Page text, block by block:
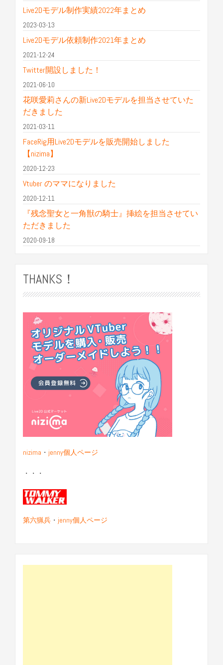
Live2Dモデル制作実績2022年まとめ
2023-03-13
Live2Dモデル依頼制作2021年まとめ
2021-12-24
Twitter開設しました！
2021-06-10
花咲愛莉さんの新Live2Dモデルを担当させていた
だきました
2021-03-11
FaceRig用Live2Dモデルを販売開始しました
【nizima】
2020-12-23
Vtuber のママになりました
2020-12-11
『残念聖女と一角獣の騎士』挿絵を担当させてい
ただきました
2020-09-18
THANKS！
nizima ・ jenny個人ページ
・・・
第六猟兵 ・ jenny個人ページ